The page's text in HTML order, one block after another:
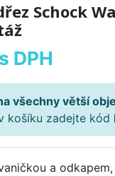
Schock
s DPH
všechny větší
košíku zadejte kód
a